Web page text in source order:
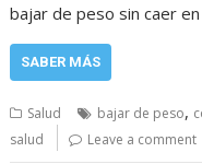
bajar de peso sin caer
SABER MÁS
Salud bajar de peso,
salud Leave a comment